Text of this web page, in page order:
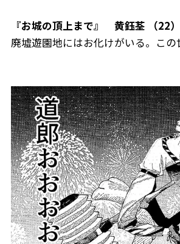
『お城の頂上まで』 黄鈺荃 （22
廃墟遊園地にはお化けがいる。こ